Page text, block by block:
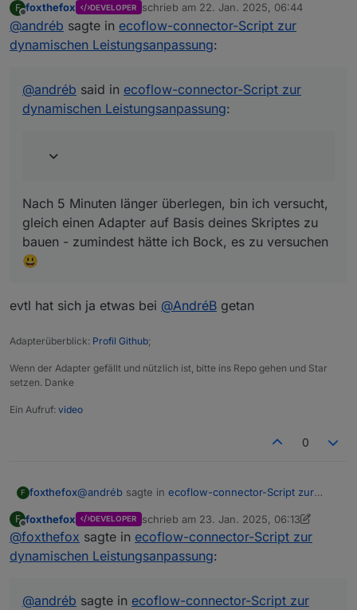
Dafür wäre es aber notwendig, es auf GitHub zu
veröffentlichen. Dann könnte man da prima
zusammen dran arbeiten und Feedback bzw.
mehr Leute. Falls du Interesse hast, meld dich
gern mal. Wenn du da keinen Bock drauf oder
keine Zeit dafür hast, könnte ich das auch
Nach 5 Minuten länger überlegen, bin ich versucht,
bauen - zumindest hätte ich Bock, es zu versuchen 😃
F
Offline
foxthefox DEVELOPER schrieb am 22. Jan. 2025, 06:44
zuletzt editiert von
@andréb sagte in ecoflow-connector-Script zur
dynamischen Leistungsanpassung:
@andréb said in ecoflow-connector-Script zur
dynamischen Leistungsanpassung:
Nach 5 Minuten länger überlegen, bin ich versucht,
gleich einen Adapter auf Basis deines Skriptes zu
bauen - zumindest hätte ich Bock, es zu versuchen
😃
evtl hat sich ja etwas bei @AndréB getan
Adapterüberblick: Profil Github;
Wenn der Adapter gefällt und nützlich ist, bitte ins Repo gehen und Star
setzen. Danke
Ein Aufruf: video
0
F foxthefox@andréb sagte in ecoflow-connector-Script zur
@andréb said inecoflow-connector-Script zur
dynamischen Leistungsanpassung
GitHub zu veröffentlichen. Dann könnte
evtl hat sich ja etwas bei@AndréB
F
Offline
foxthefox DEVELOPER schrieb am 23. Jan. 2025, 06:13
zuletzt editiert von foxthefox
@foxthefox sagte in ecoflow-connector-Script zur
dynamischen Leistungsanpassung:
@andréb sagte in ecoflow-connector-Script zur